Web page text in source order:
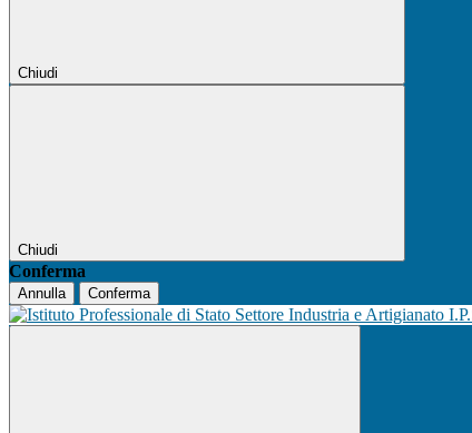
Chiudi
Chiudi
Conferma
Annulla Conferma